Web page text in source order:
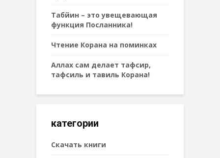
Табйин – это увещевающая
функция Посланника!
Чтение Корана на поминках
Аллах сам делает тафсир,
тафсиль и тавиль Корана!
категории
Cкачать книги